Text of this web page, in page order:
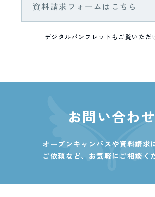
資料請求フォームはこちら
デジタルパンフレットもご覧いただ
お問い合わせ
オープンキャンパスや資料請求
ご依頼など、 お気軽にご相談く